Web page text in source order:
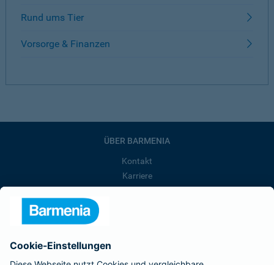
Rund ums Tier
Vorsorge & Finanzen
ÜBER BARMENIA
Kontakt
Karriere
Barmenia ist Teil der BarmeniaGothaer